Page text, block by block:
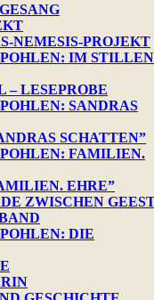
NEMESIS-PROJEKT
IM STILLEN
– LESEPROBE
SANDRAS
SCHATTEN”
FAMILIEN.
EHRE”
ZWISCHEN
DIE